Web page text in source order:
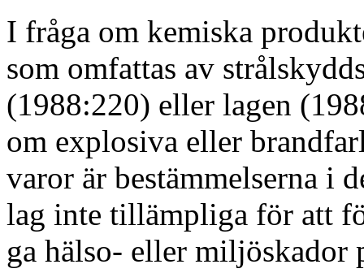
I fråga om kemiska
som omfattas av
(1988:220) eller lagen
om explosiva eller
varor är bestämmelserna i
lag inte tillämpliga för att
ga hälso- eller miljöskador